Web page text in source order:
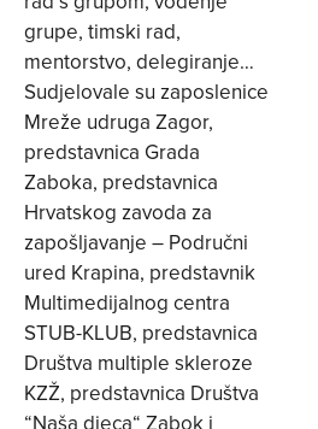
grupe, timski rad,
mentorstvo, delegiranje…
Sudjelovale su zaposlenice
Mreže udruga Zagor,
predstavnica Grada
Zaboka, predstavnica
Hrvatskog zavoda za
zapošljavanje – Područni
ured Krapina, predstavnik
Multimedijalnog centra
STUB-KLUB, predstavnica
Društva multiple skleroze
KZŽ, predstavnica Društva
“Naša djeca“ Zabok i